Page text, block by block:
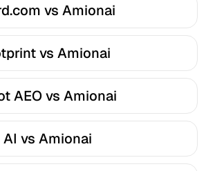
vs Amionai
vs Amionai
AEO vs Amionai
AI vs Amionai